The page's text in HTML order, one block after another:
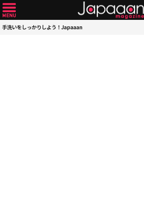
手洗いをしっかりしよう！Japaaan